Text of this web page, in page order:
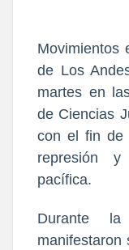
Movimientos
de Los
martes en
de Ciencias
con el fin de
represión
pacífica.
Durante
manifestaron